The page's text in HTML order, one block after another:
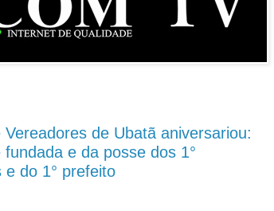
Vereadores de Ubatã aniversariou:
fundada e da posse dos 1°
e do 1° prefeito